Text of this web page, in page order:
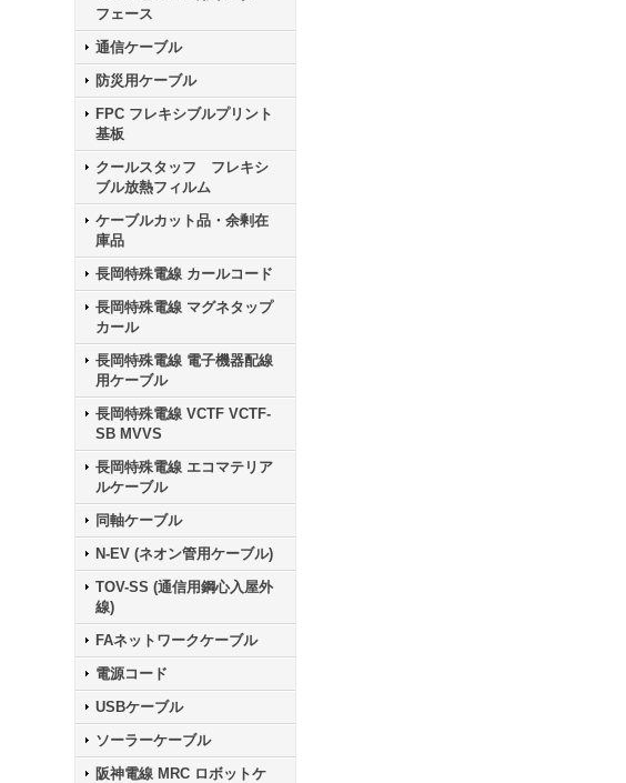
フェース
通信ケーブル
防災用ケーブル
FPC フレキシブルプリント
基板
クールスタッフ フレキシ
ブル放熱フィルム
ケーブルカット品・余剰在
庫品
長岡特殊電線 カールコード
長岡特殊電線 マグネタップ
カール
長岡特殊電線 電子機器配線
用ケーブル
長岡特殊電線 VCTF VCTF-
SB MVVS
長岡特殊電線 エコマテリア
ルケーブル
同軸ケーブル
N-EV (ネオン管用ケーブル)
TOV-SS (通信用鋼心入屋外
線)
FAネットワークケーブル
電源コード
USBケーブル
ソーラーケーブル
阪神電線 MRC ロボットケ